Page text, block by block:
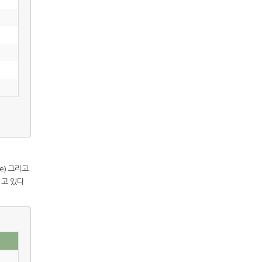
그리고
있다